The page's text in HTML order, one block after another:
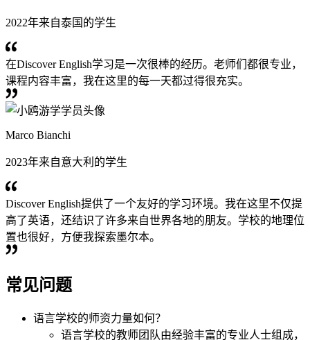
2022年来自泰国的学生
在Discover English学习是一次很棒的经历。老师们都很专业，
课程内容丰富，我在这里的每一天都过得很充实。
Marco Bianchi
2023年来自意大利的学生
Discover English提供了一个友好的学习环境。我在这里不仅提
高了英语，还结识了许多来自世界各地的朋友。学校的地理位
置也很好，方便我探索墨尔本。
常见问题
语言学校的师资力量如何？
语言学校的教师团队由经验丰富的专业人士组成，